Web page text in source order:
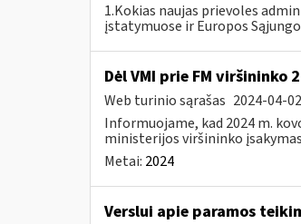
1.Kokias naujas prievoles
įstatymuose ir Europos
Dėl VMI prie FM viršininko
Web turinio sąrašas 2024-04-02
Informuojame, kad 2024 m.
ministerijos viršininko
Metai: 2024
Verslui apie paramos